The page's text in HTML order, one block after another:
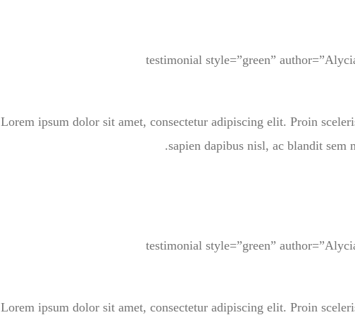
[testimonial style=”green”
Lorem ipsum dolor sit amet, consectetur adipiscing elit. Proin
sapien dapibus nisl, ac blandit sem
[testimonial style=”green”
Lorem ipsum dolor sit amet, consectetur adipiscing elit. Proin